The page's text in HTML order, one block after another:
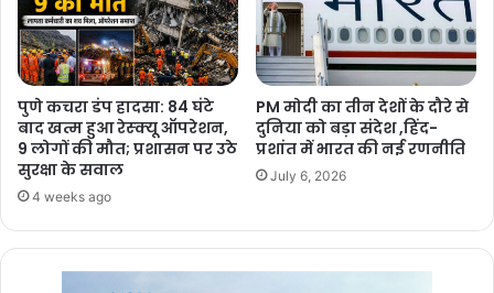
का विषय? जानिए पूरा मामला, क्या सचमुच
हुआ कोई घोटाला?
3 weeks ago
पुणे कचरा डंप हादसा: 84 घंटे
बाद खत्म हुआ रेस्क्यू ऑपरेशन,
9 लोगों की मौत; प्रशासन पर उठे
सुरक्षा के सवाल
4 weeks ago
PM मोदी का तीन देशों के दौरे से
दुनिया को बड़ा संदेश ,हिंद-
प्रशांत में भारत की नई रणनीति
July 6, 2026